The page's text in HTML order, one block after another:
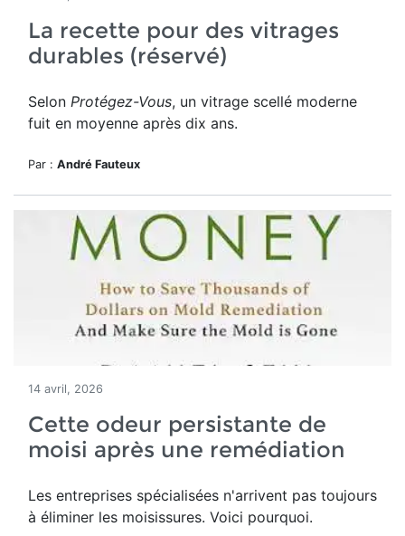
La recette pour des vitrages
durables (réservé)
Selon Protégez-Vous, un vitrage scellé moderne
fuit en moyenne après dix ans.
Par : André Fauteux
14 avril, 2026
Cette odeur persistante de
moisi après une remédiation
Les entreprises spécialisées n'arrivent pas toujours
à éliminer les moisissures. Voici pourquoi.